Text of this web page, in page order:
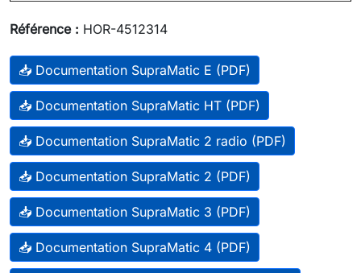
Référence : HOR-4512314
📥 Documentation SupraMatic E (PDF)
📥 Documentation SupraMatic HT (PDF)
📥 Documentation SupraMatic 2 radio (PDF)
📥 Documentation SupraMatic 2 (PDF)
📥 Documentation SupraMatic 3 (PDF)
📥 Documentation SupraMatic 4 (PDF)